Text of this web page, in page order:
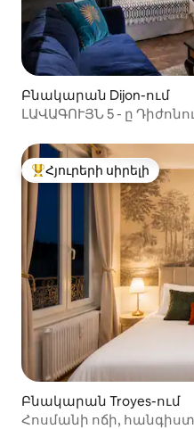
Բնակարան Dijon-ում
ԼԱՎԱԳՈՒՅՆ 5 - ը
Հյուրերի սիրելի
Հյուրերի սիրելի
Բնակարան Troyes-ում
Հոսմանի ոճի,